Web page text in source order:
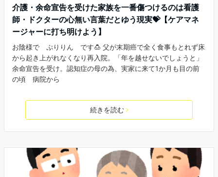
介護・余命宣告を受けた家族を一番傷つけるのは看護
師・ドクターの心無い言葉だとゆう現実💝【ケアマネ
ージャーに打ち明けよう】
お陰様で ぷりりん です🍮 父が末期癌で全く食事もとれず床
から起き上がれなくなり再入院。「年を越せないでしょうと」
余命宣告を受け。認知症の母の為、実家に来て1か月も目の前
の頃 病院から
続きを読む